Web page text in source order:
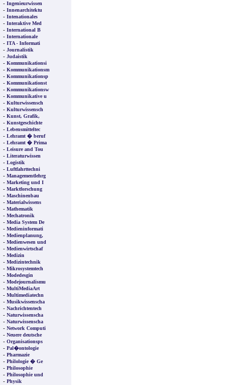
- Ingenieurwissen
- Innenarchitektu
- Intenationales
- Interaktive Med
- International B
- Internationale
- ITA - Informati
- Journalistik
- Judaistik
- Kommunikationsi
- Kommunikationsm
- Kommunikationsp
- Kommunikationst
- Kommunikationsw
- Kommunikative u
- Kulturwissensch
- Kulturwissensch
- Kunst, Grafik,
- Kunstgeschichte
- Lebensmitteltec
- Lehramt � beruf
- Lehramt � Prima
- Leisure and Tou
- Literaturwissen
- Logistik
- Luftfahrttechni
- Managementlehrg
- Marketing und I
- Marktforschung
- Maschinenbau
- Materialwissens
- Mathematik
- Mechatronik
- Media System De
- Medieninformati
- Medienplanung,
- Medienwesen und
- Medienwirtschaf
- Medizin
- Medizintechnik
- Mikrosystemtech
- Modedesgin
- Modejournalismu
- MultiMediaArt
- Multimediatechn
- Musikwissenscha
- Nachrichtentech
- Naturwissenscha
- Naturwissenscha
- Network Computi
- Neuere deutsche
- Organisationsps
- Pal�ontologie
- Pharmazie
- Philologie � Ge
- Philosophie
- Philosophie und
- Physik